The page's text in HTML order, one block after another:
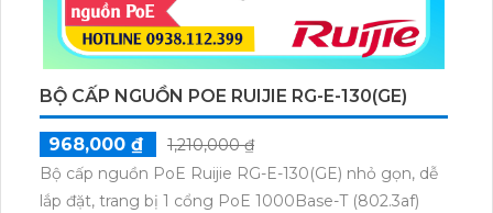
BỘ CẤP NGUỒN POE RUIJIE RG-E-130(GE)
968,000 ₫
1,210,000 ₫
Bộ cấp nguồn PoE Ruijie RG-E-130(GE) nhỏ gọn, dễ
lắp đặt, trang bị 1 cổng PoE 1000Base-T (802.3af)